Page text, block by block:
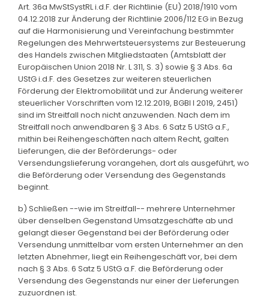
Art. 36a MwStSystRL i.d.F. der Richtlinie (EU) 2018/1910 vom
04.12.2018 zur Änderung der Richtlinie 2006/112 EG in Bezug
auf die Harmonisierung und Vereinfachung bestimmter
Regelungen des Mehrwertsteuersystems zur Besteuerung
des Handels zwischen Mitgliedstaaten (Amtsblatt der
Europäischen Union 2018 Nr. L 311, S. 3) sowie § 3 Abs. 6a
UStG i.d.F. des Gesetzes zur weiteren steuerlichen
Förderung der Elektromobilität und zur Änderung weiterer
steuerlicher Vorschriften vom 12.12.2019, BGBl I 2019, 2451)
sind im Streitfall noch nicht anzuwenden. Nach dem im
Streitfall noch anwendbaren § 3 Abs. 6 Satz 5 UStG a.F.,
mithin bei Reihengeschäften nach altem Recht, galten
Lieferungen, die der Beförderungs- oder
Versendungslieferung vorangehen, dort als ausgeführt, wo
die Beförderung oder Versendung des Gegenstands
beginnt.
b) Schließen --wie im Streitfall-- mehrere Unternehmer
über denselben Gegenstand Umsatzgeschäfte ab und
gelangt dieser Gegenstand bei der Beförderung oder
Versendung unmittelbar vom ersten Unternehmer an den
letzten Abnehmer, liegt ein Reihengeschäft vor, bei dem
nach § 3 Abs. 6 Satz 5 UStG a.F. die Beförderung oder
Versendung des Gegenstands nur einer der Lieferungen
zuzuordnen ist.